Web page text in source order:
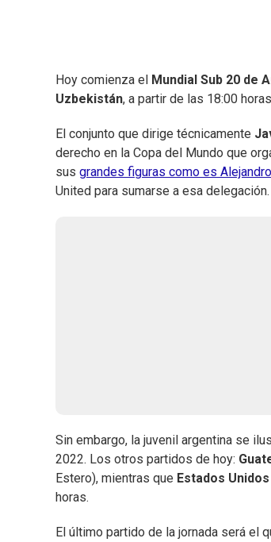
Hoy comienza el Mundial Sub 20 de
Uzbekistán, a partir de las 18:00
El conjunto que dirige técnicamente
derecho en la Copa del Mundo que
sus grandes figuras como es
United para sumarse a esa delegación.
Sin embargo, la juvenil argentina se
2022. Los otros partidos de hoy:
Estero), mientras que Estados Unidos
horas.
El último partido de la jornada será el